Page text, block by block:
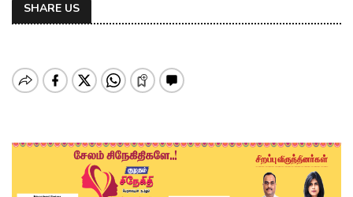
SHARE US